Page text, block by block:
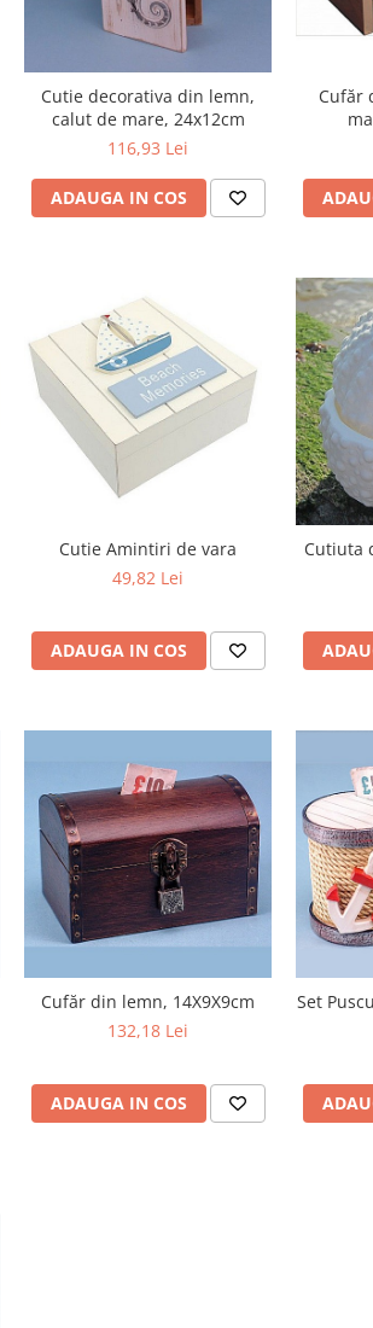
Cutie decorativa din lemn,
calut de mare, 24x12cm
116,93 Lei
ADAUGA IN COS
Cufăr
Cutie Amintiri de vara
49,82 Lei
ADAUGA IN COS
Cutiuta
Cufăr din lemn, 14X9X9cm
132,18 Lei
ADAUGA IN COS
Set